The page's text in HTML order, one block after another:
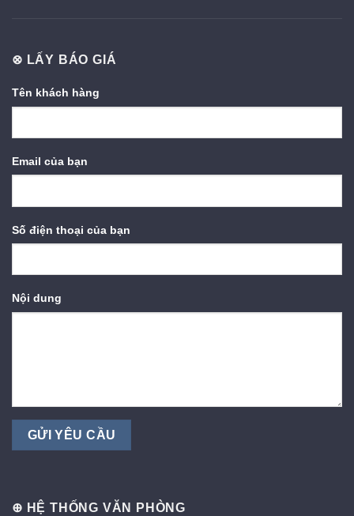
⊗ LẤY BÁO GIÁ
Tên khách hàng
Email của bạn
Số điện thoại của bạn
Nội dung
⊕ HỆ THỐNG VĂN PHÒNG